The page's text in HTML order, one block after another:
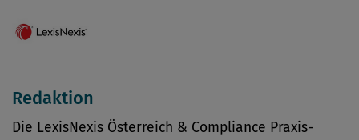
Redaktion
Die LexisNexis Österreich & Compliance Praxis-